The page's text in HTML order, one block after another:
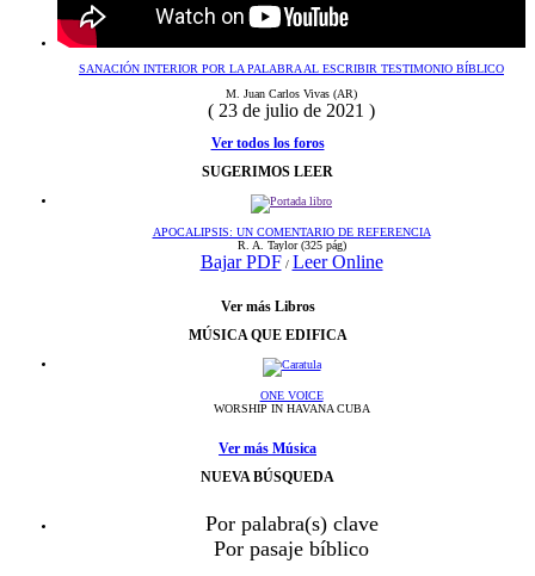
SANACIÓN INTERIOR POR LA PALABRA AL ESCRIBIR TESTIMONIO BÍBLICO
M. Juan Carlos Vivas (AR)
( 23 de julio de 2021 )
Ver todos los foros
SUGERIMOS LEER
APOCALIPSIS: UN COMENTARIO DE REFERENCIA
R. A. Taylor(325 pág)
Bajar PDF / Leer Online
Ver más Libros
MÚSICA QUE EDIFICA
ONE VOICE
WORSHIP IN HAVANA CUBA
Ver más Música
NUEVA BÚSQUEDA
Por palabra(s) clave
Por pasaje bíblico